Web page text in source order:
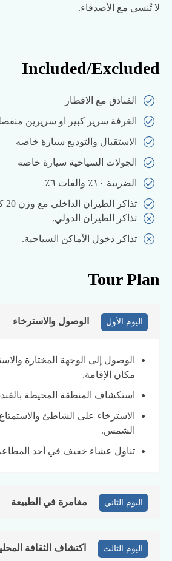
لا تُنسى مع الأصدقاء.
Included/Excluded
الفنادق مع الافطار
الغرفة سرير كبير او سريرين
الاستقبال والتوديع سيارة خاصه
الجولات السياحية سيارة خاصه
الضريبة ١٠٪ والفات ٦٪
تذاكر الطيران الداخلي مع وزن 20 كيلو لكل شخص
تذاكر الطيران الدولي.
تذاكر دخول الأماكن السياحية.
Tour Plan
اليوم الأول الوصول والاسترخاء
الوصول إلى الوجهة المختارة
مكان الإقامة.
استكشاف المنطقة المحيطة
الاسترخاء على الشاطئ
الشمس.
تناول عشاء خفيف في أحد
اليوم الثاني مغامرة في الطبيعة
اليوم الثالث اكتشاف الثقافة